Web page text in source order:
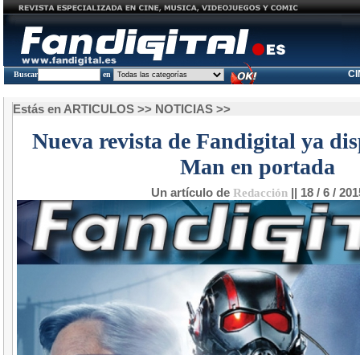
Buscar en
Estás en ARTICULOS >> NOTICIAS >>
Nueva revista de Fandigital ya
Man en portada
Un artículo de Redacción || 18 / 6 /